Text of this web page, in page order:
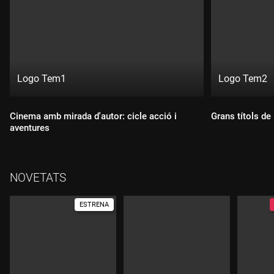
exclusiu
digital
Cinema amb mirada d'autor: cicle acció i
aventures
Logo Tem1
exclusiu
digital
exclusiu
Grans títols
Logo Tem2
exclusiu
NOVETATS
ESTRENA